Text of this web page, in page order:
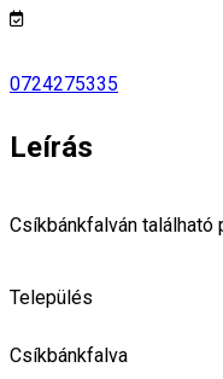
0724275335
Leírás
Csíkbánkfalván található
Település
Csíkbánkfalva